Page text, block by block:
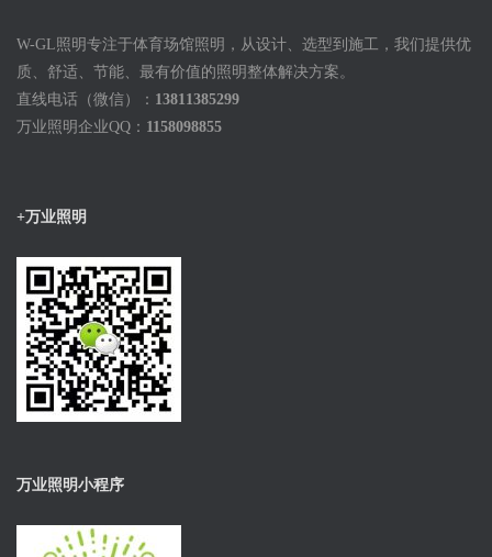
W-GL照明专注于体育场馆照明，从设计、选型到施工，我们提供优
质、舒适、节能、最有价值的照明整体解决方案。
直线电话（微信）： 13811385299
万业照明企业QQ： 1158098855
+万业照明
万业照明小程序